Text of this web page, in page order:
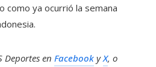
como ya ocurrió la semana
Deportes en Facebook yX, o